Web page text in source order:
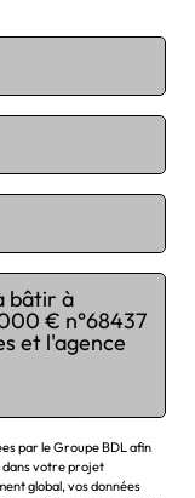
par le Groupe BDL afin
dans votre projet
global, vos données